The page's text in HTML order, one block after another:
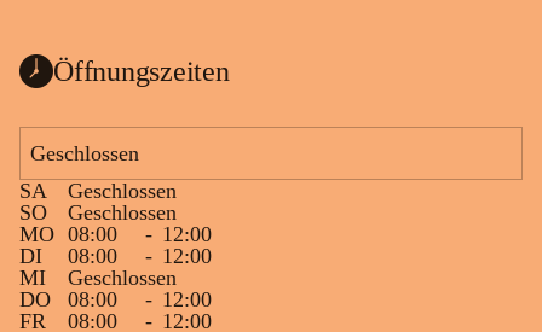
Öffnungszeiten
Geschlossen
SA
Geschlossen
SO
Geschlossen
MO 08:00 - 12:00
DI
08:00 - 12:00
MI
Geschlossen
DO
08:00 - 12:00
FR
08:00 - 12:00